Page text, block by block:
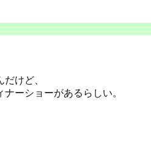
けど、
ーショーがあるらしい。